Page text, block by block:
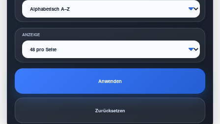
ANZEIGE
Anwenden
Zurücksetzen